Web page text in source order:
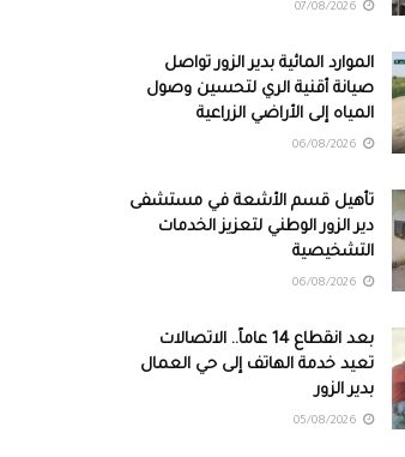
الموارد المائية بدير الزور تواصل
صيانة أقنية الري لتحسين وصول
المياه إلى الأراضي الزراعية
تأهيل قسم الأشعة في مستشفى
دير الزور الوطني لتعزيز الخدمات
التشخيصية
بعد انقطاع 14 عاماً.. الاتصالات
تعيد خدمة الهاتف إلى حي العمال
بدير الزور